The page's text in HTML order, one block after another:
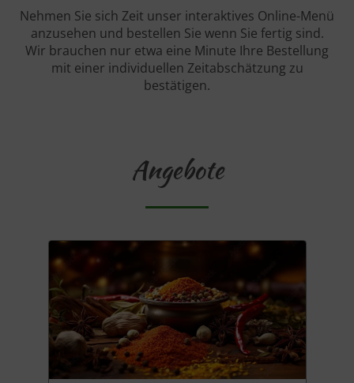
Nehmen Sie sich Zeit unser interaktives Online-Menü
anzusehen und bestellen Sie wenn Sie fertig sind.
Wir brauchen nur etwa eine Minute Ihre Bestellung
mit einer individuellen Zeitabschätzung zu
bestätigen.
Angebote